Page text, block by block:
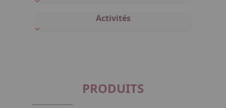
Activités
PRODUITS